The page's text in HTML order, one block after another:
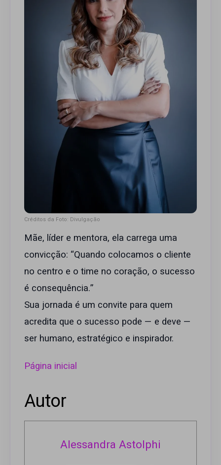
Créditos da Foto: Divulgação
Mãe, líder e mentora, ela carrega uma
convicção: “Quando colocamos o cliente
no centro e o time no coração, o sucesso
é consequência.”
Sua jornada é um convite para quem
acredita que o sucesso pode — e deve —
ser humano, estratégico e inspirador.
Página inicial
Autor
Alessandra Astolphi